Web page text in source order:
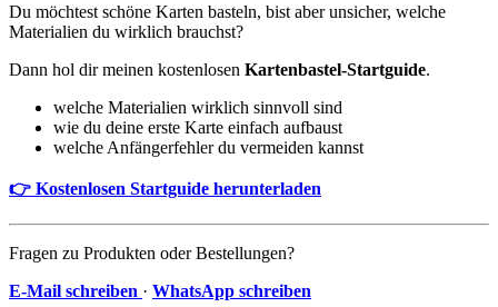
Du möchtest schöne Karten basteln, bist aber unsicher, welche
Materialien du wirklich brauchst?
Dann hol dir meinen kostenlosen Kartenbastel-Startguide.
welche Materialien wirklich sinnvoll sind
wie du deine erste Karte einfach aufbaust
welche Anfängerfehler du vermeiden kannst
👉 Kostenlosen Startguide herunterladen
Fragen zu Produkten oder Bestellungen?
E-Mail schreiben · WhatsApp schreiben